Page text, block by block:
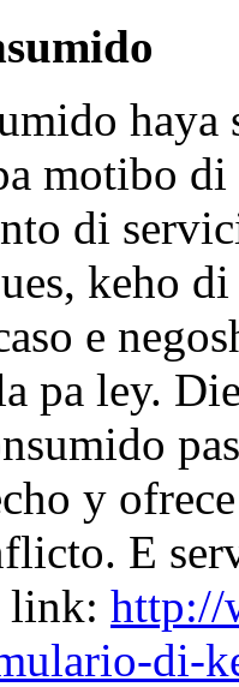
motibo
di
keho
e
pa ley.
y
E
link: http://
di-